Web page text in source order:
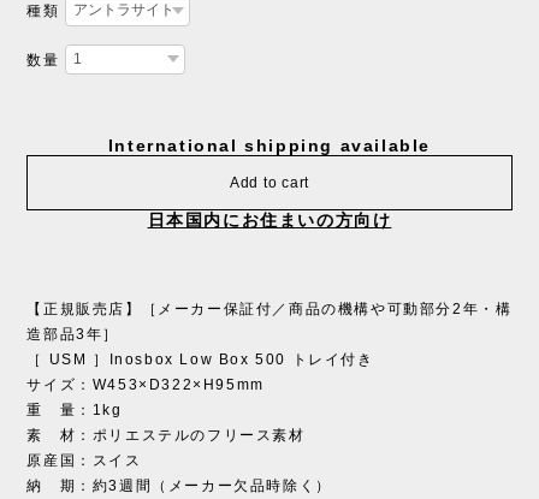
種類
数量
International shipping available
Add to cart
日本国内にお住まいの方向け
【正規販売店】［メーカー保証付／商品の機構や可動部分2年・構
造部品3年］
［ USM ］Inosbox Low Box 500 トレイ付き
サイズ：W453×D322×H95mm
重 量：1kg
素 材：ポリエステルのフリース素材
原産国：スイス
納 期：約3週間（メーカー欠品時除く）